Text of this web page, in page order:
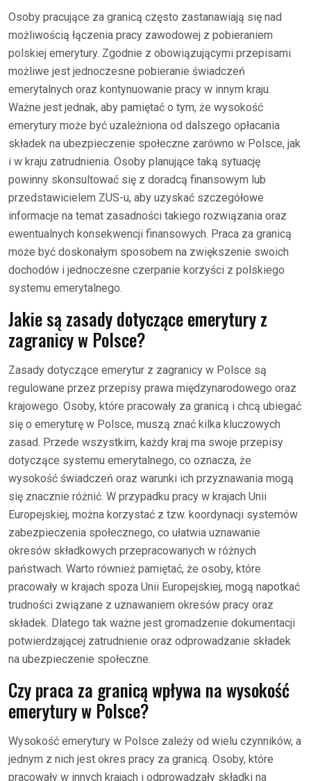
Osoby pracujące za granicą często zastanawiają się nad
możliwością łączenia pracy zawodowej z pobieraniem
polskiej emerytury. Zgodnie z obowiązującymi przepisami
możliwe jest jednoczesne pobieranie świadczeń
emerytalnych oraz kontynuowanie pracy w innym kraju.
Ważne jest jednak, aby pamiętać o tym, że wysokość
emerytury może być uzależniona od dalszego opłacania
składek na ubezpieczenie społeczne zarówno w Polsce, jak
i w kraju zatrudnienia. Osoby planujące taką sytuację
powinny skonsultować się z doradcą finansowym lub
przedstawicielem ZUS-u, aby uzyskać szczegółowe
informacje na temat zasadności takiego rozwiązania oraz
ewentualnych konsekwencji finansowych. Praca za granicą
może być doskonałym sposobem na zwiększenie swoich
dochodów i jednoczesne czerpanie korzyści z polskiego
systemu emerytalnego.
Jakie są zasady dotyczące emerytury z
zagranicy w Polsce?
Zasady dotyczące emerytur z zagranicy w Polsce są
regulowane przez przepisy prawa międzynarodowego oraz
krajowego. Osoby, które pracowały za granicą i chcą ubiegać
się o emeryturę w Polsce, muszą znać kilka kluczowych
zasad. Przede wszystkim, każdy kraj ma swoje przepisy
dotyczące systemu emerytalnego, co oznacza, że
wysokość świadczeń oraz warunki ich przyznawania mogą
się znacznie różnić. W przypadku pracy w krajach Unii
Europejskiej, można korzystać z tzw. koordynacji systemów
zabezpieczenia społecznego, co ułatwia uznawanie
okresów składkowych przepracowanych w różnych
państwach. Warto również pamiętać, że osoby, które
pracowały w krajach spoza Unii Europejskiej, mogą napotkać
trudności związane z uznawaniem okresów pracy oraz
składek. Dlatego tak ważne jest gromadzenie dokumentacji
potwierdzającej zatrudnienie oraz odprowadzanie składek
na ubezpieczenie społeczne.
Czy praca za granicą wpływa na wysokość
emerytury w Polsce?
Wysokość emerytury w Polsce zależy od wielu czynników, a
jednym z nich jest okres pracy za granicą. Osoby, które
pracowały w innych krajach i odprowadzały składki na